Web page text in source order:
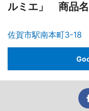
ルミエ」 商品
佐賀市駅南本町3-18